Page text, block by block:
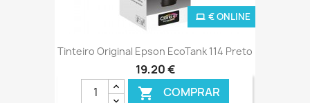
Tinteiro Original Epson EcoTank 114 Preto
19,20 €
 COMPRAR
€ ONLINE